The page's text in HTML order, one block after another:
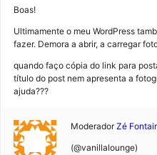
Boas!
Ultimamente o meu WordPress
fazer. Demora a abrir, a carregar
quando faço cópia do link para
título do post nem apresenta a
ajuda???
Moderador Zé
(@vanillalounge)